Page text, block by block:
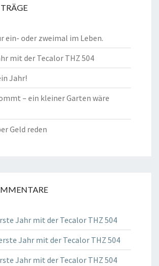
ein- oder zweimal im Leben.
mit der Tecalor THZ 504
Jahr!
– ein kleiner Garten wäre
Geld reden
Jahr mit der Tecalor THZ 504
Jahr mit der Tecalor THZ 504
Jahr mit der Tecalor THZ 504